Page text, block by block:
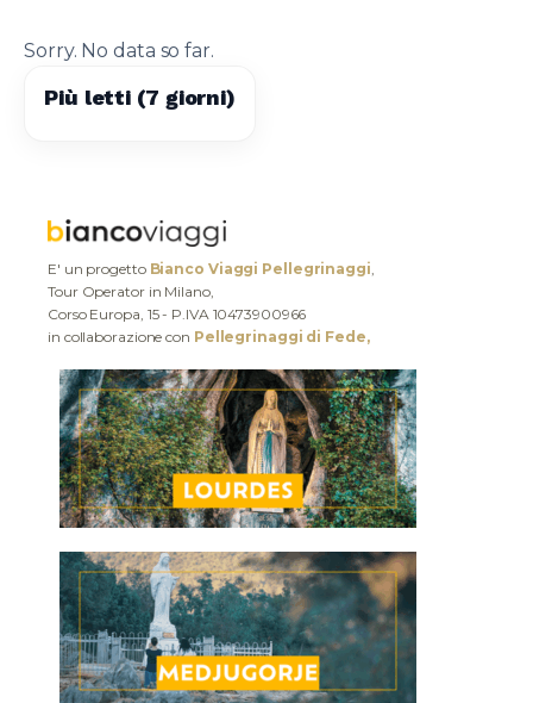
Sorry. No data so far.
Più letti (7 giorni)
E' un progetto Bianco Viaggi Pellegrinaggi
Tour Operator in Milano,
Corso Europa, 15 - P.IVA 10473900966
in collaborazione con Pellegrinaggi di Fede,